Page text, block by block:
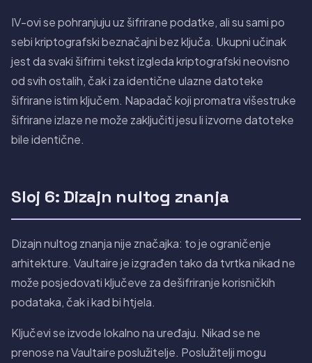
IV-ovi se pohranjuju uz šifrirane podatke, ali su sami po
sebi kriptografski beznačajni bez ključa. Ukupni učinak
jest da svaki šifrirni tekst izgleda kriptografski neovisno
od svih ostalih, čak i za identične ulazne datoteke
šifrirane istim ključem. Napadač koji promatra višestruke
šifrirane izlaze ne može zaključiti jesu li izvorne datoteke
bile identične.
Sloj 6: Dizajn nultog znanja
Dizajn nultog znanja nije značajka: to je ograničenje
arhitekture. Vaultaire je izgrađen tako da tvrtka nikad ne
može posjedovati ključeve za dešifriranje korisničkih
podataka, čak i kad bi htjela.
Ključevi se izvode lokalno na uređaju. Nikad se ne
prenose na Vaultaire poslužitelje. Poslužitelji mogu